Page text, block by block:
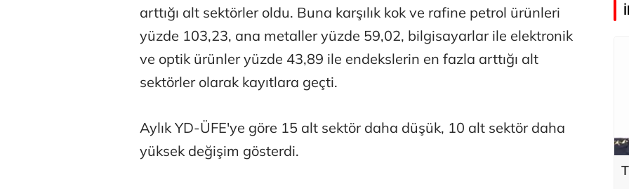
arttığı alt sektörler oldu. Buna karşılık kok ve rafine petrol ürünleri
yüzde 103,23, ana metaller yüzde 59,02, bilgisayarlar ile elektronik
ve optik ürünler yüzde 43,89 ile endekslerin en fazla arttığı alt
sektörler olarak kayıtlara geçti.
Aylık YD-ÜFE'ye göre 15 alt sektör daha düşük, 10 alt sektör daha
yüksek değişim gösterdi.